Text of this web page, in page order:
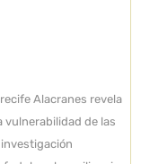
Alacranes revela
vulnerabilidad de las